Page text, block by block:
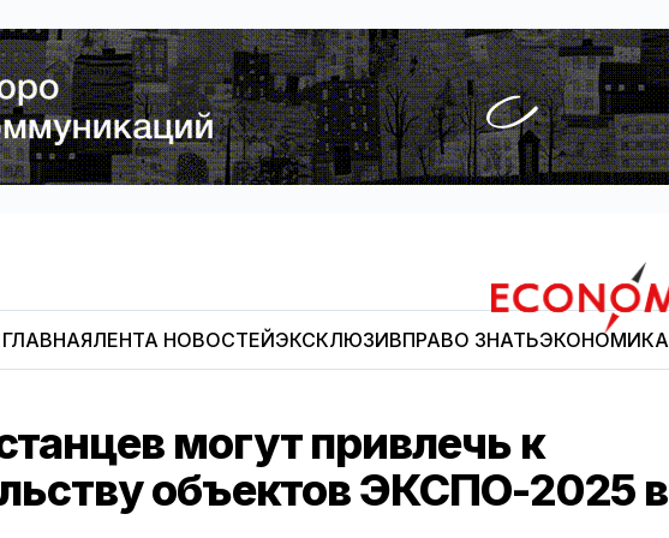
Economist.kg
ГЛАВНАЯЛЕНТА НОВОСТЕЙЭКСКЛЮЗИВПРАВО ЗНАТЬЭКОНОМИКА
могут привлечь к
объектов ЭКСПО-2025 в